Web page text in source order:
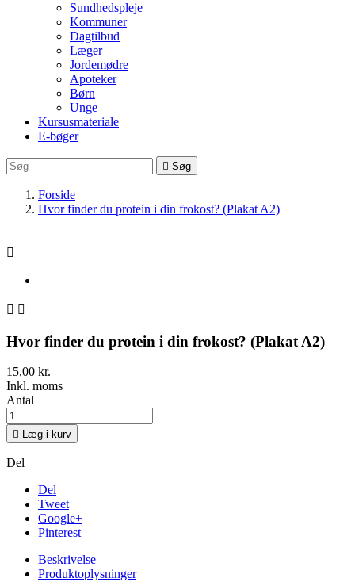
Sundhedspleje
Kommuner
Dagtilbud
Læger
Jordemødre
Apoteker
Børn
Unge
Kursusmateriale
E-bøger
 Søg
Forside
Hvor finder du protein i din frokost? (Plakat A2)

 
Hvor finder du protein i din frokost? (Plakat A2)
15,00 kr.
Inkl. moms
Antal
 Læg i kurv
Del
Del
Tweet
Google+
Pinterest
Beskrivelse
Produktoplysninger